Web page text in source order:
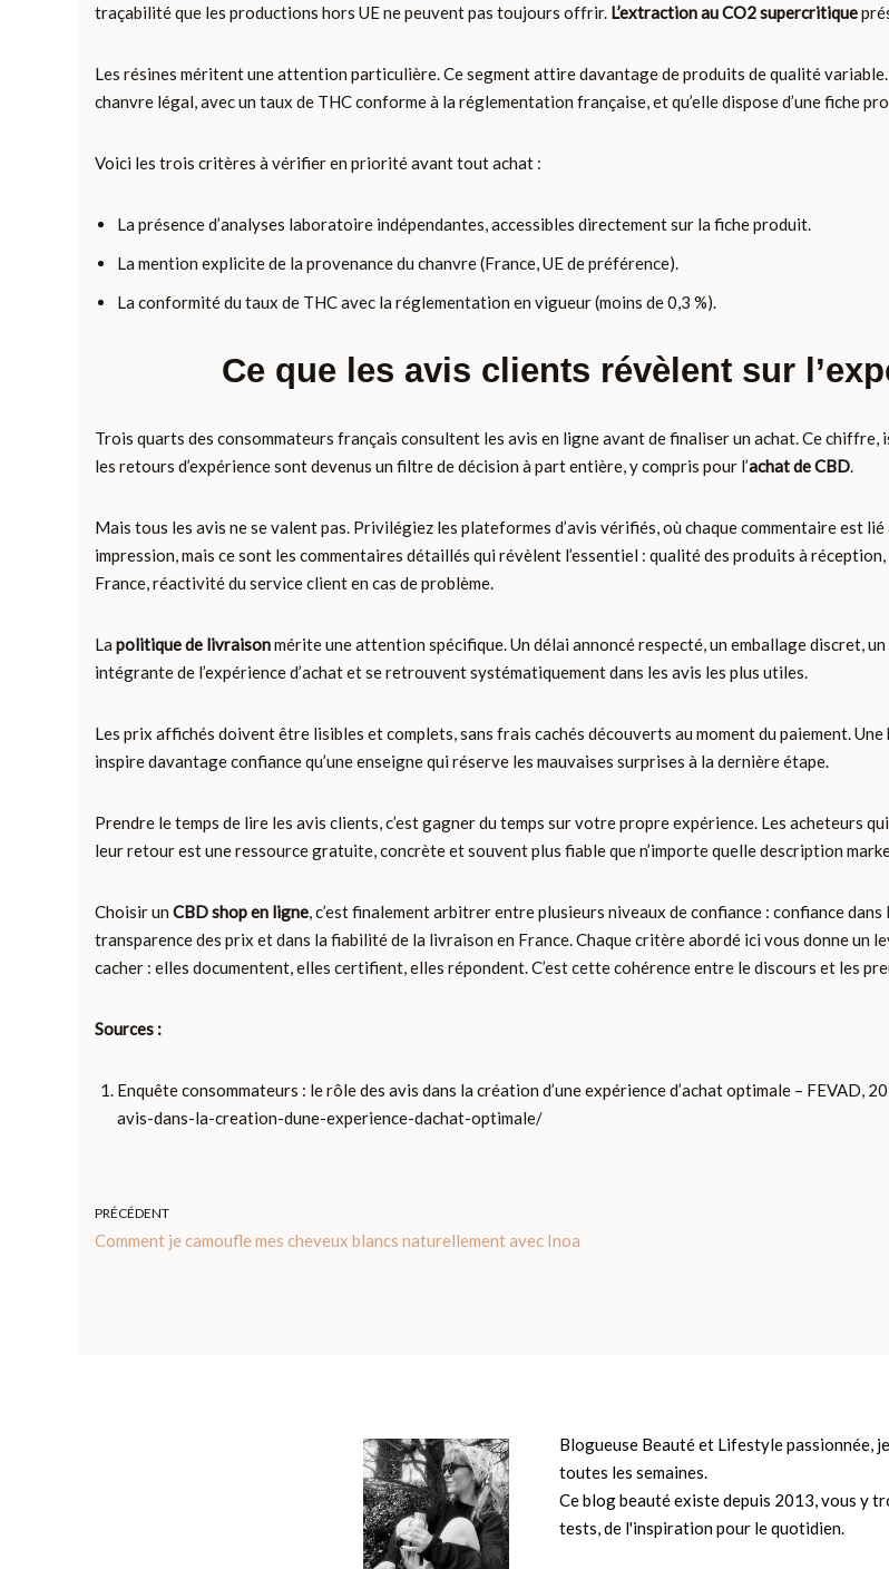
traçabilité que les productions hors UE ne peuvent pas toujours offrir. L’extraction au CO2 supercritique
Les résines méritent une attention particulière. Ce segment attire davantage de produits de qualité
chanvre légal, avec un taux de THC conforme à la réglementation française, et qu’elle dispose d’une fiche
Voici les trois critères à vérifier en priorité avant tout achat :
La présence d’analyses laboratoire indépendantes, accessibles directement sur la fiche produit.
La mention explicite de la provenance du chanvre (France, UE de préférence).
La conformité du taux de THC avec la réglementation en vigueur (moins de 0,3 %).
Ce que les avis clients révèlent sur
Trois quarts des consommateurs français consultent les avis en ligne avant de finaliser un achat. Ce chiffre,
les retours d’expérience sont devenus un filtre de décision à part entière, y compris pour l’achat de CBD.
Mais tous les avis ne se valent pas. Privilégiez les plateformes d’avis vérifiés, où chaque commentaire est
impression, mais ce sont les commentaires détaillés qui révèlent l’essentiel : qualité des produits à
France, réactivité du service client en cas de problème.
La politique de livraisonmérite une attention spécifique. Un délai annoncé respecté, un emballage discret,
intégrante de l’expérience d’achat et se retrouvent systématiquement dans les avis les plus utiles.
Les prix affichés doivent être lisibles et complets, sans frais cachés découverts au moment du paiement.
inspire davantage confiance qu’une enseigne qui réserve les mauvaises surprises à la dernière étape.
Prendre le temps de lire les avis clients, c’est gagner du temps sur votre propre expérience. Les acheteurs
leur retour est une ressource gratuite, concrète et souvent plus fiable que n’importe quelle description
Choisir un CBD shop en ligne, c’est finalement arbitrer entre plusieurs niveaux de confiance : confiance
transparence des prix et dans la fiabilité de la livraison en France. Chaque critère abordé ici vous donne un
cacher : elles documentent, elles certifient, elles répondent. C’est cette cohérence entre le discours et les
Sources :
Enquête consommateurs : le rôle des avis dans la création d’une expérience d’achat optimale –
avis-dans-la-creation-dune-experience-dachat-optimale/
PRÉCÉDENT
Comment je camoufle mes cheveux blancs naturellement avec Inoa
Blogueuse Beauté et Lifestyle passionnée,
toutes les semaines.
Ce blog beauté existe depuis 2013, vous y
tests, de l'inspiration pour le quotidien.